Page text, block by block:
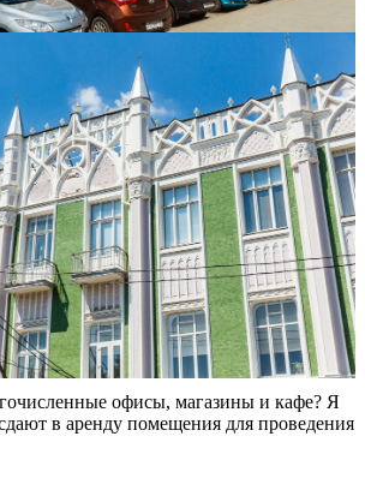
2015, 13:08
Богарсуковых уютно
многочисленные офисы, магазины
офисы, магазины и кафе? Я
в аренду помещения для проведения